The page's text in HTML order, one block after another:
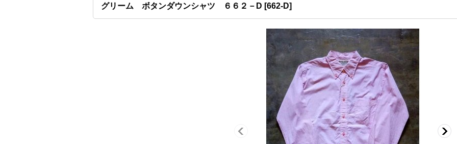
グリーム ボタンダウンシャツ ６６２－D [662-D]